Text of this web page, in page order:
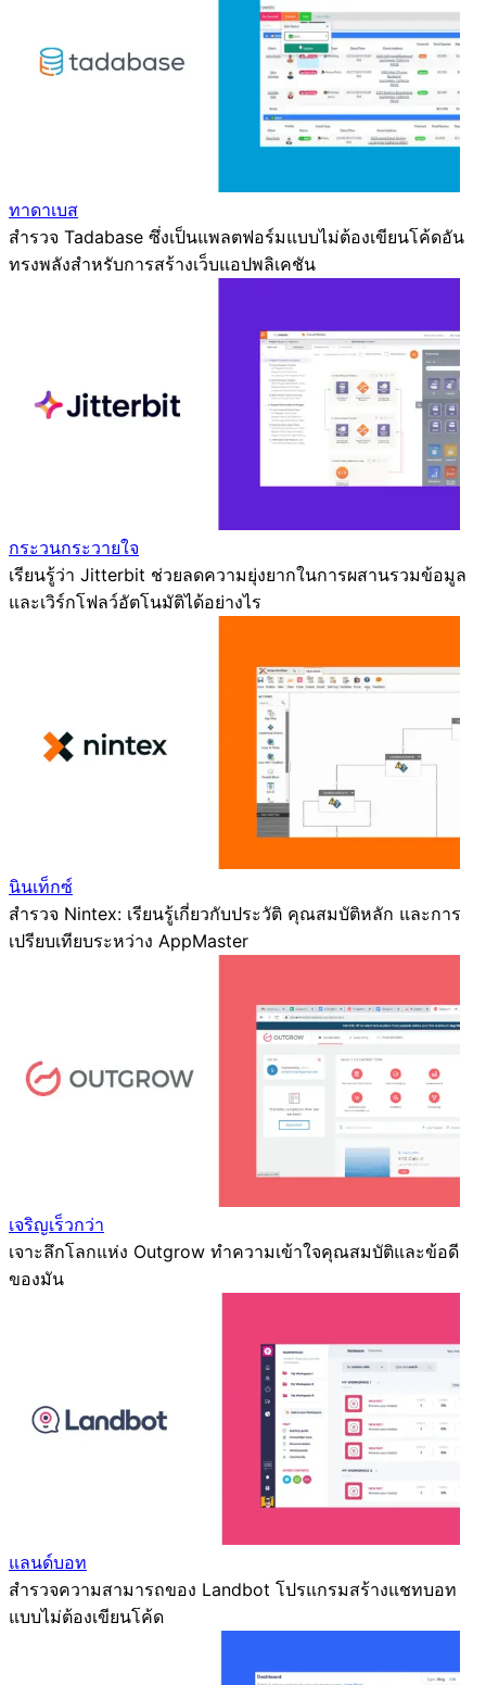
ทาดาเบส
สำรวจ Tadabase ซึ่งเป็นแพลตฟอร์มแบบไม่ต้องเขียนโค้ดอัน
ทรงพลังสำหรับการสร้างเว็บแอปพลิเคชัน
กระวนกระวายใจ
เรียนรู้ว่า Jitterbit ช่วยลดความยุ่งยากในการผสานรวมข้อมูล
และเวิร์กโฟลว์อัตโนมัติได้อย่างไร
นินเท็กซ์
สำรวจ Nintex: เรียนรู้เกี่ยวกับประวัติ คุณสมบัติหลัก และการ
เปรียบเทียบระหว่าง AppMaster
เจริญเร็วกว่า
เจาะลึกโลกแห่ง Outgrow ทำความเข้าใจคุณสมบัติและข้อดี
ของมัน
แลนด์บอท
สำรวจความสามารถของ Landbot โปรแกรมสร้างแชทบอท
แบบไม่ต้องเขียนโค้ด